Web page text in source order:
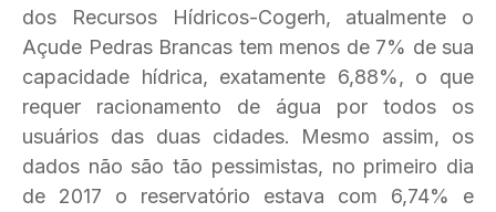
dos Recursos Hídricos-Cogerh, atualmente o
Açude Pedras Brancas tem menos de 7% de sua
capacidade hídrica, exatamente 6,88%, o que
requer racionamento de água por todos os
usuários das duas cidades. Mesmo assim, os
dados não são tão pessimistas, no primeiro dia
de 2017 o reservatório estava com 6,74% e